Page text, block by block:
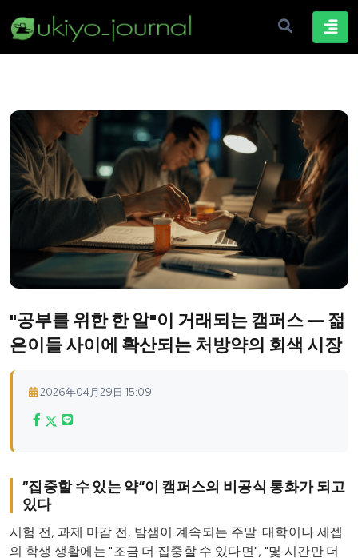
"공부를 위한 한 알"이 거래되는 캠퍼스 ― 젊
은이들 사이에 확산되는 처방약의 회색 시장
2026年04月29日 15:09
“집중할 수 있는 약”이 캠퍼스의 비공식 통화가 되고
있다
시험 전, 과제 마감 전, 밤샘이 계속되는 주말. 대학이나 세젭
의 학생 생활에는 "조금 더 집중할 수 있다면", "몇 시간만 더